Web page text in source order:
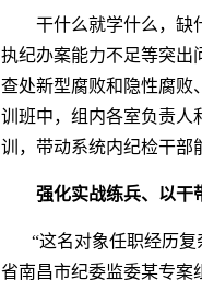
干什么就学什么，缺
执纪办案能力不足等突出
查处新型腐败和隐性腐败
训班中，组内各室负责人
训，带动系统内纪检干部
强化实战练兵、以干
“这名对象任职经历
省南昌市纪委监委某专案